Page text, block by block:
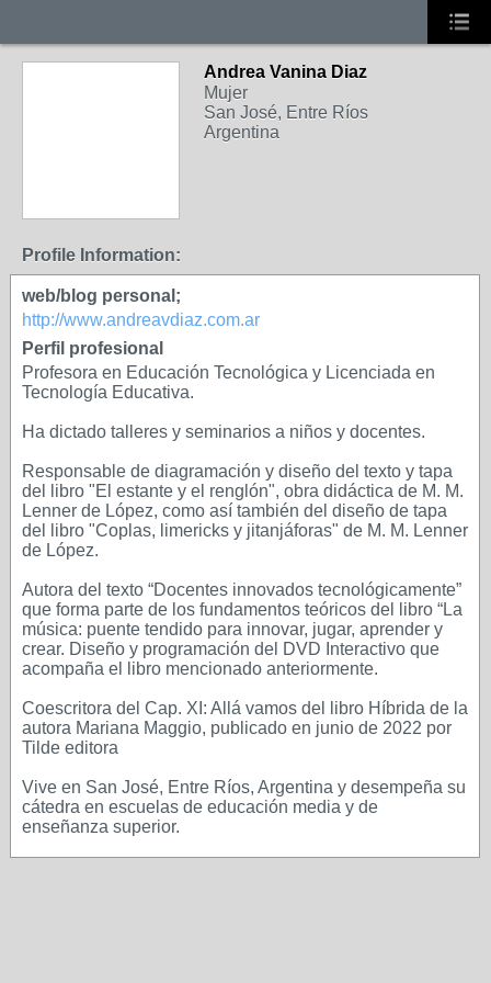
Andrea Vanina Diaz
Mujer
San José, Entre Ríos
Argentina
Profile Information:
web/blog personal;
http://www.andreavdiaz.com.ar
Perfil profesional
Profesora en Educación Tecnológica y Licenciada en
Tecnología Educativa.
Ha dictado talleres y seminarios a niños y docentes.
Responsable de diagramación y diseño del texto y tapa
del libro "El estante y el renglón", obra didáctica de M. M.
Lenner de López, como así también del diseño de tapa
del libro "Coplas, limericks y jitanjáforas" de M. M. Lenner
de López.
Autora del texto “Docentes innovados tecnológicamente”
que forma parte de los fundamentos teóricos del libro “La
música: puente tendido para innovar, jugar, aprender y
crear. Diseño y programación del DVD Interactivo que
acompaña el libro mencionado anteriormente.
Coescritora del Cap. XI: Allá vamos del libro Híbrida de la
autora Mariana Maggio, publicado en junio de 2022 por
Tilde editora
Vive en San José, Entre Ríos, Argentina y desempeña su
cátedra en escuelas de educación media y de
enseñanza superior.